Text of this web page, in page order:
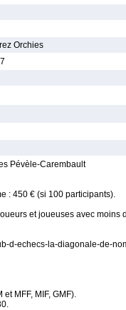
Orchies
Pévèle-Carembault
: 450 € (si 100 participants).
et joueuses avec moins
d-echecs-la-diagonale-de-
MFF, MIF, GMF).